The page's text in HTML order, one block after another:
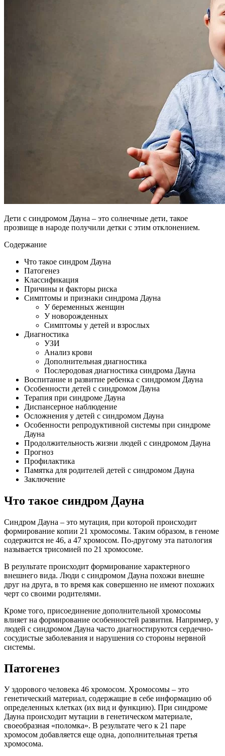
Дети с синдромом Дауна – это солнечные дети, такое
прозвище в народе получили детки с этим отклонением.
Содержание
Что такое синдром Дауна
Патогенез
Классификация
Причины и факторы риска
Симптомы и признаки синдрома Дауна
У беременных женщин
У новорожденных
Симптомы у детей и взрослых
Диагностика
УЗИ
Анализ крови
Дополнительная диагностика
Послеродовая диагностика синдрома Дауна
Воспитание и развитие ребенка с синдромом Дауна
Особенности детей с синдромом Дауна
Терапия при синдроме Дауна
Диспансерное наблюдение
Осложнения у детей с синдромом Дауна
Особенности репродуктивной системы при синдроме
Дауна
Продолжительность жизни людей с синдромом Дауна
Прогноз
Профилактика
Памятка для родителей детей с синдромом Дауна
Заключение
Что такое синдром Дауна
Синдром Дауна – это мутация, при которой происходит
формирование копии 21 хромосомы. Таким образом, в геноме
содержится не 46, а 47 хромосом. По-другому эта патология
называется трисомией по 21 хромосоме.
В результате происходит формирование характерного
внешнего вида. Люди с синдромом Дауна похожи внешне
друг на друга, в то время как совершенно не имеют похожих
черт со своими родителями.
Кроме того, присоединение дополнительной хромосомы
влияет на формирование особенностей развития. Например, у
людей с синдромом Дауна часто диагностируются сердечно-
сосудистые заболевания и нарушения со стороны нервной
системы.
Патогенез
У здорового человека 46 хромосом. Хромосомы – это
генетический материал, содержащие в себе информацию об
определенных клетках (их вид и функцию). При синдроме
Дауна происходит мутации в генетическом материале,
своеобразная «поломка». В результате чего к 21 паре
хромосом добавляется еще одна, дополнительная третья
хромосома.